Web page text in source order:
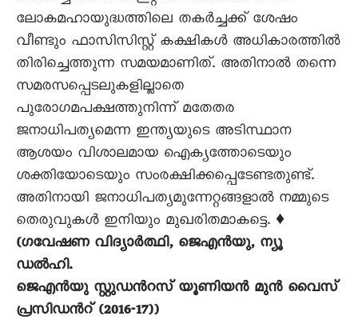
ലോകമഹായുദ്ധത്തിലെ തകര്‍ച്ചക്ക് ശേഷം
വീണ്ടും ഫാസിസിസ്റ്റ് കക്ഷികള്‍ അധികാരത്തില്‍
തിരിച്ചെത്തുന്ന സമയമാണിത്. അതിനാല്‍ തന്നെ
സമരസപ്പെടലുകളില്ലാതെ
പുരോഗമപക്ഷത്തുനിന്ന് മതേതര
ജനാധിപത്യമെന്ന ഇന്ത്യയുടെ അടിസ്ഥാന
ആശയം വിശാലമായ ഐക്യത്തോടെയും
ശക്തിയോടെയും സംരക്ഷിക്കപ്പെടേണ്ടതുണ്ട്.
അതിനായി ജനാധിപത്യമുന്നേറ്റങ്ങളാല്‍ നമ്മുടെ
തെരുവുകള്‍ ഇനിയും മുഖരിതമാകട്ടെ. ♦
(ഗവേഷണ വിദ്യാര്‍ത്ഥി, ജെഎന്‍യു, ന്യൂ
ഡല്‍ഹി.
ജെഎന്‍യു സ്റ്റുഡന്‍റസ് യൂണിയന്‍ മുന്‍ വൈസ്
പ്രസിഡന്‍റ് (2016-17))